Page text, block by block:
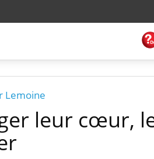
Lemoine
leur cœur,